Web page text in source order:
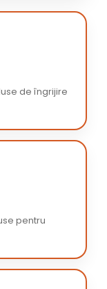
de îngrijire
pentru